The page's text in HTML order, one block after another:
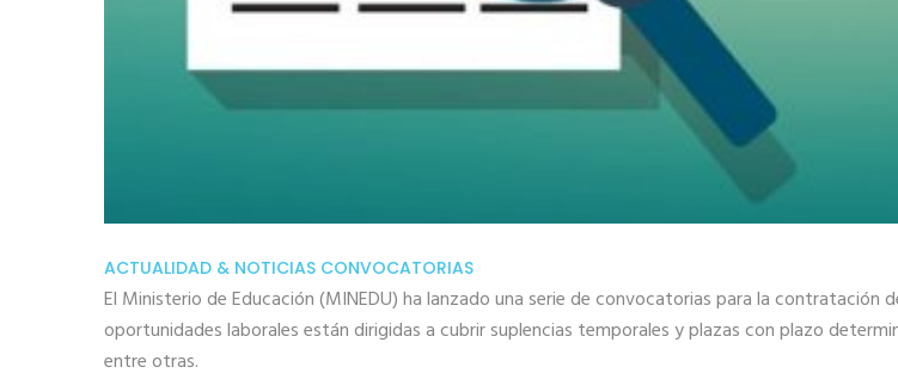
ACTUALIDAD & NOTICIAS CONVOCATORIAS
El Ministerio de Educación (MINEDU) ha lanzado una serie de convocatorias para la contratación
oportunidades laborales están dirigidas a cubrir suplencias temporales y plazas con plazo
entre otras.